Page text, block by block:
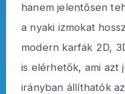
hanem jelentősen
a nyaki izmokat
modern karfák 2D,
is elérhetők, ami azt
irányban állíthatók